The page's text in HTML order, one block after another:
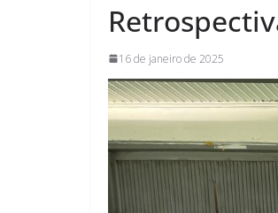
16 de janeiro de 2025